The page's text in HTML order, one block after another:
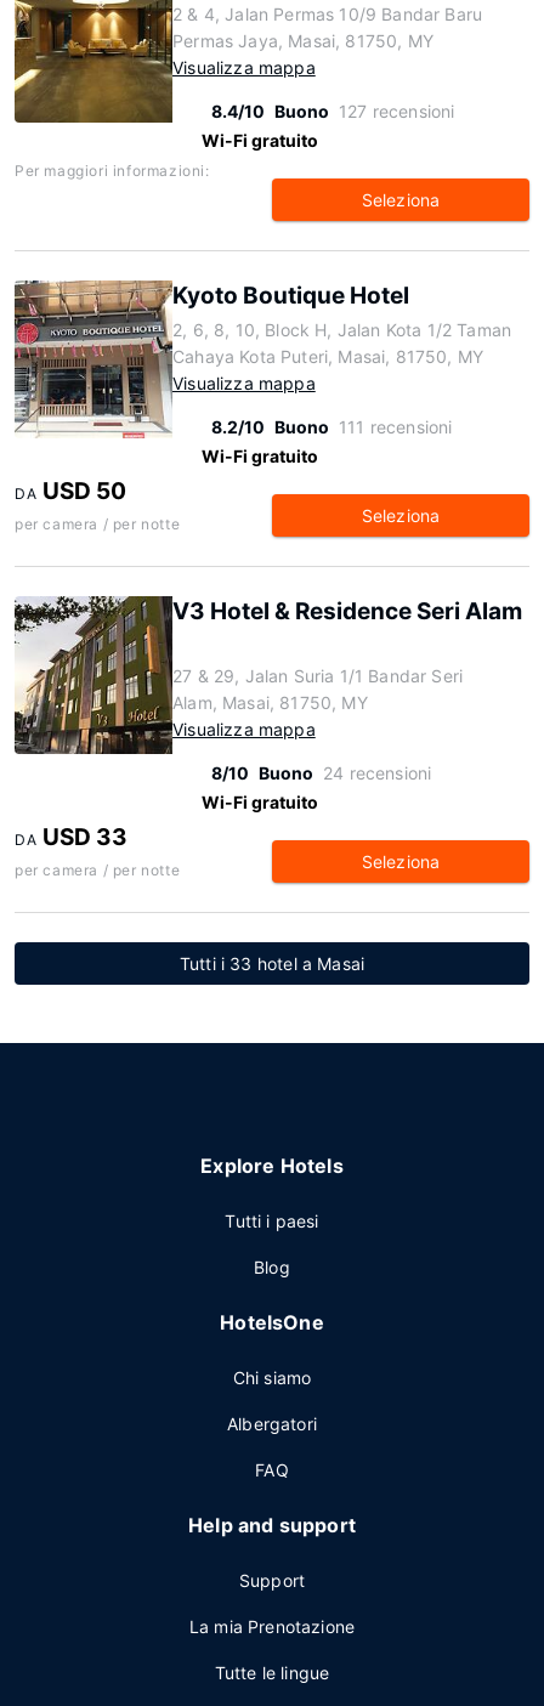
2 & 4, Jalan Permas 10/9 Bandar Baru
Permas Jaya, Masai, 81750, MY
Visualizza mappa
8.4/10 Buono 127 recensioni
Wi-Fi gratuito
Per maggiori informazioni:
Seleziona
Kyoto Boutique Hotel
2, 6, 8, 10, Block H, Jalan Kota 1/2 Taman
Cahaya Kota Puteri, Masai, 81750, MY
Visualizza mappa
8.2/10 Buono 111 recensioni
Wi-Fi gratuito
DA USD 50
per camera / per notte Seleziona
V3 Hotel & Residence Seri Alam
27 & 29, Jalan Suria 1/1 Bandar Seri
Alam, Masai, 81750, MY
Visualizza mappa
8/10 Buono 24 recensioni
Wi-Fi gratuito
DA USD 33
per camera / per notte Seleziona
Tutti i 33 hotel a Masai
Explore Hotels
Tutti i paesi
Blog
HotelsOne
Chi siamo
Albergatori
FAQ
Help and support
Support
La mia Prenotazione
Tutte le lingue